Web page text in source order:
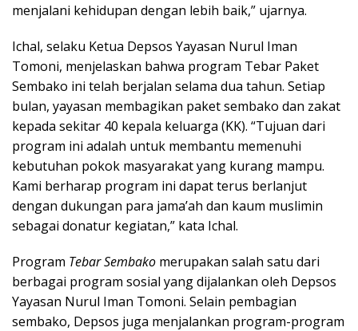
menjalani kehidupan dengan lebih baik,” ujarnya.
Ichal, selaku Ketua Depsos Yayasan Nurul Iman
Tomoni, menjelaskan bahwa program Tebar Paket
Sembako ini telah berjalan selama dua tahun. Setiap
bulan, yayasan membagikan paket sembako dan zakat
kepada sekitar 40 kepala keluarga (KK). “Tujuan dari
program ini adalah untuk membantu memenuhi
kebutuhan pokok masyarakat yang kurang mampu.
Kami berharap program ini dapat terus berlanjut
dengan dukungan para jama’ah dan kaum muslimin
sebagai donatur kegiatan,” kata Ichal.
Program Tebar Sembako merupakan salah satu dari
berbagai program sosial yang dijalankan oleh Depsos
Yayasan Nurul Iman Tomoni. Selain pembagian
sembako, Depsos juga menjalankan program-program